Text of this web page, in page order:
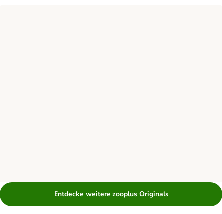
Entdecke weitere zooplus Originals